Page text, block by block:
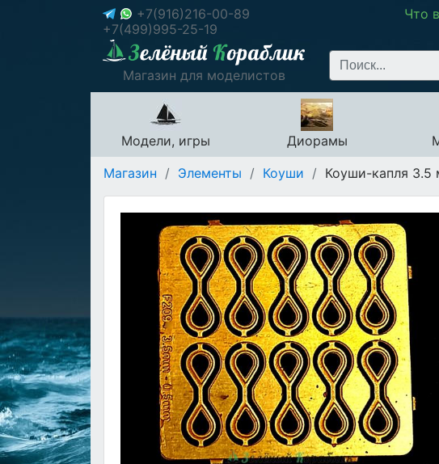
+7(916)216-00-89
+7(499)995-25-19
Что
Магазин для моделистов
Модели, игры Диорамы
Магазин / Элементы / Коуши / Коуши-капля 3.5